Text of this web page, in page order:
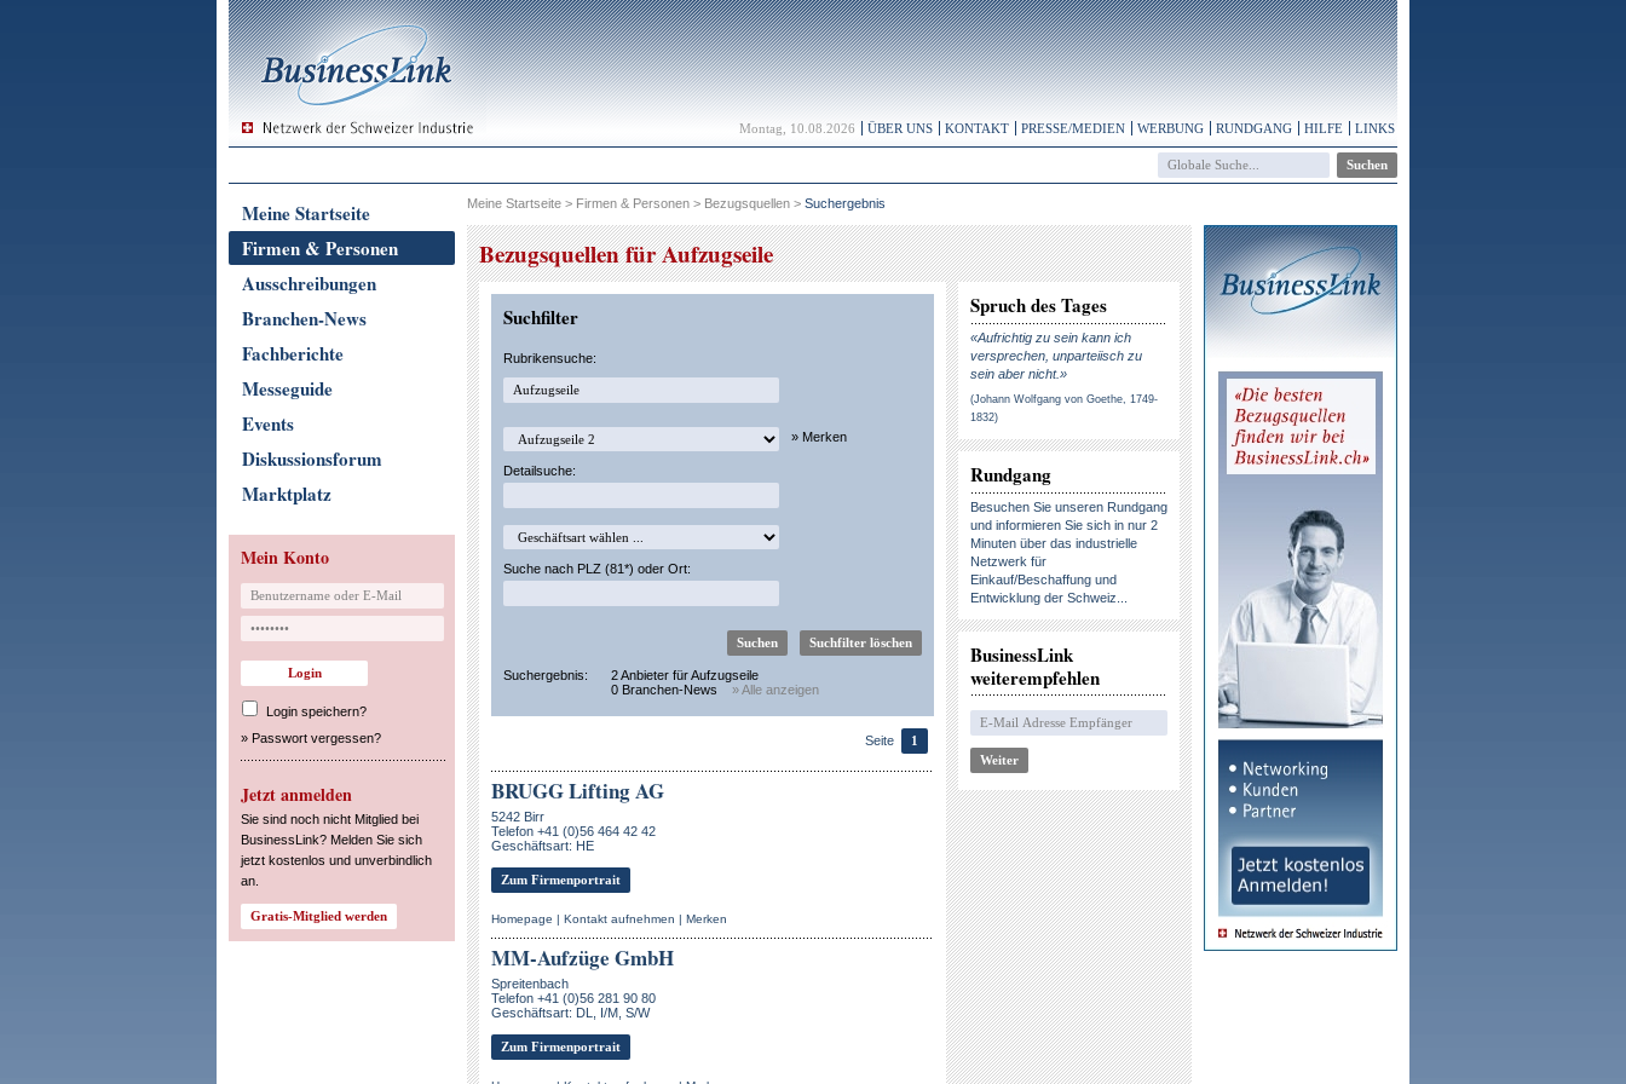
Montag, 10.08.2026 ÜBER UNS KONTAKT PRESSE/MEDIEN WERBUNG RUNDGANG HILFE LINKS
Meine Startseite
Firmen & Personen
Ausschreibungen
Branchen-News
Fachberichte
Messeguide
Events
Diskussionsforum
Marktplatz
Mein Konto
Login speichern?
» Passwort vergessen?
Jetzt anmelden
Sie sind noch nicht Mitglied bei
BusinessLink? Melden Sie sich
jetzt kostenlos und unverbindlich
an.
Meine Startseite > Firmen & Personen > Bezugsquellen > Suchergebnis
Bezugsquellen für Aufzugseile
Suchfilter
Rubrikensuche:
» Merken
Detailsuche:
Suche nach PLZ (81*) oder Ort:
Suchergebnis:
2 Anbieter für Aufzugseile
0 Branchen-News
» Alle anzeigen
Seite 1
BRUGG Lifting AG
5242 Birr
Telefon +41 (0)56 464 42 42
Geschäftsart: HE
Zum Firmenportrait
Homepage | Kontakt aufnehmen | Merken
MM-Aufzüge GmbH
Spreitenbach
Telefon +41 (0)56 281 90 80
Geschäftsart: DL, I/M, S/W
Zum Firmenportrait
Spruch des Tages
«Aufrichtig zu sein kann ich
versprechen, unparteiisch zu
sein aber nicht.»
(Johann Wolfgang von Goethe, 1749-
1832)
Rundgang
Besuchen Sie unseren Rundgang
und informieren Sie sich in nur 2
Minuten über das industrielle
Netzwerk für
Einkauf/Beschaffung und
Entwicklung der Schweiz...
BusinessLink
weiterempfehlen